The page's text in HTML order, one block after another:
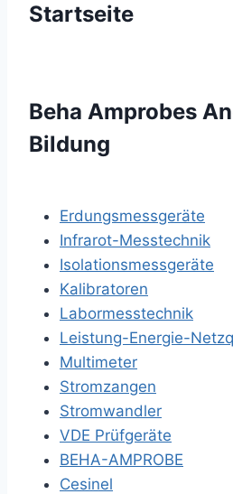
Startseite
Beha Amprobes
Bildung
Erdungsmessgeräte
Infrarot-Messtechnik
Isolationsmessgeräte
Kalibratoren
Labormesstechnik
Leistung-Energie-
Multimeter
Stromzangen
Stromwandler
VDE Prüfgeräte
BEHA-AMPROBE
Cesinel